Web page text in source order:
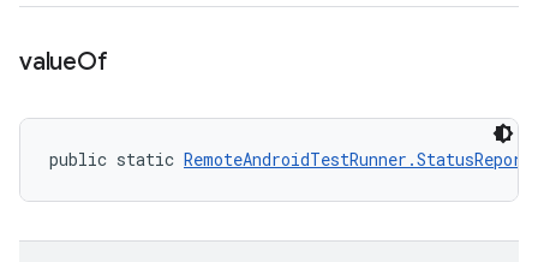
valueOf
public static